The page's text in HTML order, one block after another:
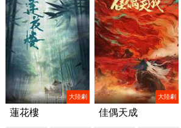
大陸劇
蓮花樓
大陸劇
佳偶天成